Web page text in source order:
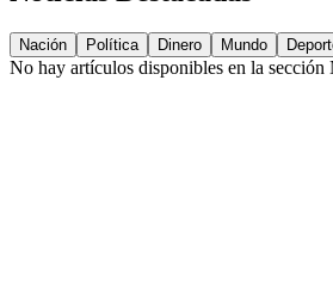
Nación Política Dinero Mundo
No hay artículos disponibles en la sección